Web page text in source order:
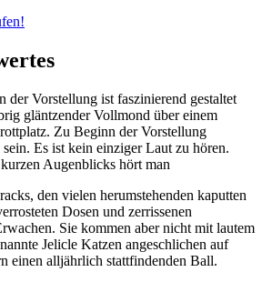
der Vorstellung ist faszinierend gestaltet
gläntzender Vollmond über einem
Zu Beginn der Vorstellung
Es ist kein einziger Laut zu hören.
Augenblicks hört man
den vielen herumstehenden kaputten
Dosen und zerrissenen
Sie kommen aber nicht mit lautem
Jelicle Katzen angeschlichen auf
einen alljährlich stattfindenden Ball.